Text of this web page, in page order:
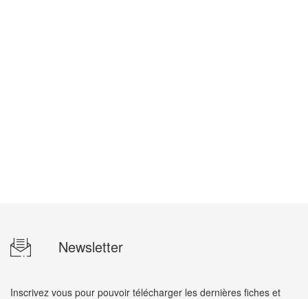
Newsletter
Inscrivez vous pour pouvoir télécharger les dernières fiches et